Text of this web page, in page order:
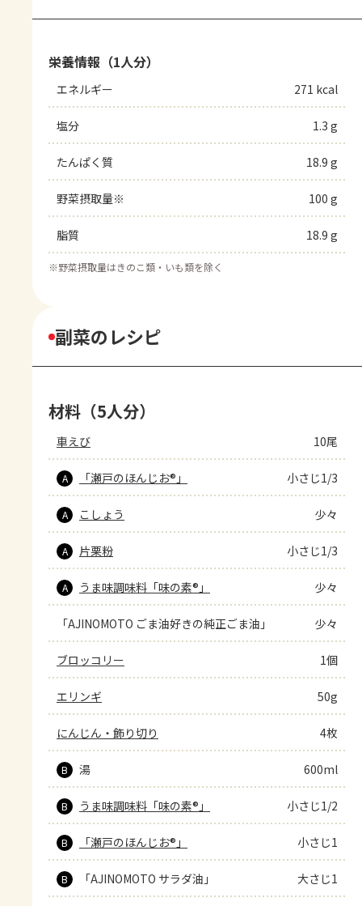
栄養情報（1人分）
エネルギー 271 kcal
塩分 1.3 g
たんぱく質 18.9 g
野菜摂取量※ 100 g
脂質 18.9 g
※野菜摂取量はきのこ類・いも類を除く
副菜のレシピ
材料（5人分）
車えび 10尾
A 「瀬戸のほんじお®」 小さじ1/3
A こしょう 少々
A 片栗粉 小さじ1/3
A うま味調味料「味の素®」 少々
「AJINOMOTO ごま油好きの純正ごま油」 少々
ブロッコリー 1個
エリンギ 50g
にんじん・飾り切り 4枚
B 湯 600ml
B うま味調味料「味の素®」 小さじ1/2
B 「瀬戸のほんじお®」 小さじ1
B 「AJINOMOTO サラダ油」 大さじ1